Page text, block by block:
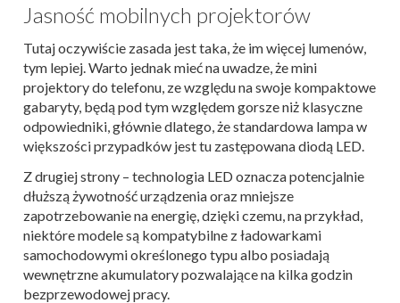
Jasność mobilnych projektorów
Tutaj oczywiście zasada jest taka, że im więcej lumenów,
tym lepiej. Warto jednak mieć na uwadze, że mini
projektory do telefonu, ze względu na swoje kompaktowe
gabaryty, będą pod tym względem gorsze niż klasyczne
odpowiedniki, głównie dlatego, że standardowa lampa w
większości przypadków jest tu zastępowana diodą LED.
Z drugiej strony – technologia LED oznacza potencjalnie
dłuższą żywotność urządzenia oraz mniejsze
zapotrzebowanie na energię, dzięki czemu, na przykład,
niektóre modele są kompatybilne z ładowarkami
samochodowymi określonego typu albo posiadają
wewnętrzne akumulatory pozwalające na kilka godzin
bezprzewodowej pracy.